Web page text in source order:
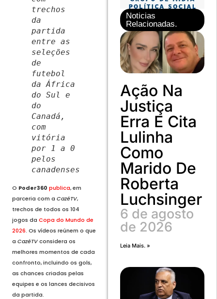
trechos
da
partida
entre as
seleções
de
futebol
da África
do Sul e
do
Canadá,
com
vitória
por 1 a 0
pelos
canadenses
O Poder360 publica, em
parceria com a CazéTV,
trechos de todos os 104
jogos da Copa do Mundo de
2026. Os vídeos reúnem o que
a CazéTVconsidera os
melhores momentos de cada
confronto, incluindo os gols,
as chances criadas pelas
equipes e os lances decisivos
da partida.
Noticias
Relacionadas.
Ação Na
Justiça
Erra E Cita
Lulinha
Como
Marido De
Roberta
Luchsinger
6 de agosto
de 2026
Leia Mais. »